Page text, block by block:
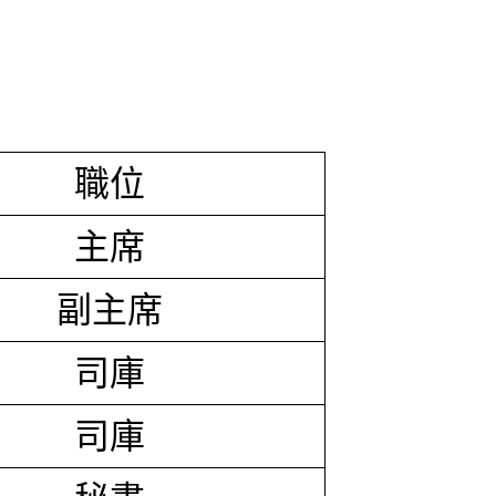
職位
主席
副主席
司庫
司庫